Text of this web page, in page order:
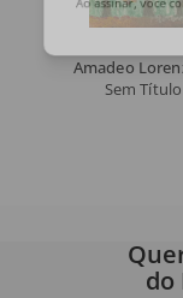
Amadeo
Sem Título
Ao assinar, você
do